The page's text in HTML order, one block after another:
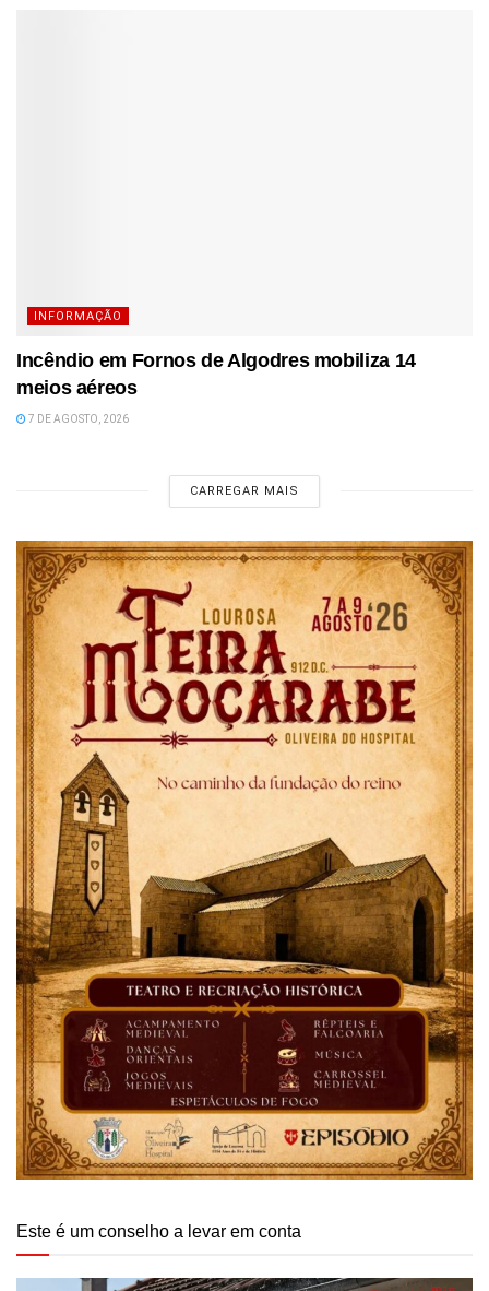
INFORMAÇÃO
Incêndio em Fornos de Algodres mobiliza 14
meios aéreos
7 DE AGOSTO, 2026
CARREGAR MAIS
Este é um conselho a levar em conta